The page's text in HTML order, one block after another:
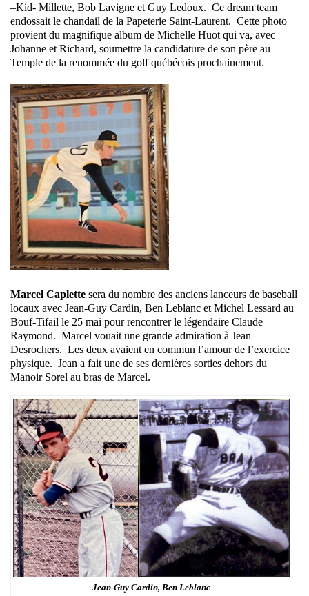
–Kid- Millette, Bob Lavigne et Guy Ledoux. Ce dream team
endossait le chandail de la Papeterie Saint-Laurent. Cette photo
provient du magnifique album de Michelle Huot qui va, avec
Johanne et Richard, soumettre la candidature de son père au
Temple de la renommée du golf québécois prochainement.
Marcel Caplette sera du nombre des anciens lanceurs de baseball
locaux avec Jean-Guy Cardin, Ben Leblanc et Michel Lessard au
Bouf-Tifail le 25 mai pour rencontrer le légendaire Claude
Raymond. Marcel vouait une grande admiration à Jean
Desrochers. Les deux avaient en commun l’amour de l’exercice
physique. Jean a fait une de ses dernières sorties dehors du
Manoir Sorel au bras de Marcel.
Jean-Guy Cardin, Ben Leblanc